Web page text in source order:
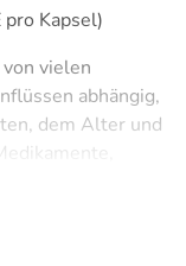
Kapsel)
vielen
abhängig,
dem Alter und
erhöhen.